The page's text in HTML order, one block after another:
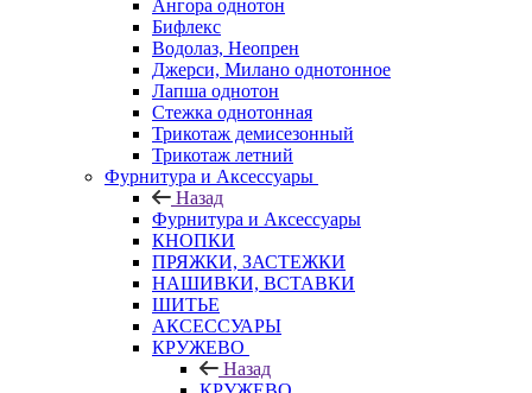
Ангора однотон
Бифлекс
Водолаз, Неопрен
Джерси, Милано однотонное
Лапша однотон
Стежка однотонная
Трикотаж демисезонный
Трикотаж летний
Фурнитура и Аксессуары
Назад
Фурнитура и Аксессуары
КНОПКИ
ПРЯЖКИ, ЗАСТЕЖКИ
НАШИВКИ, ВСТАВКИ
ШИТЬЕ
АКСЕССУАРЫ
КРУЖЕВО
Назад